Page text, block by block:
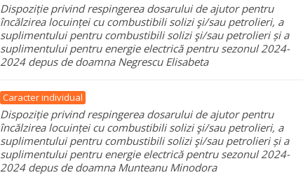
Dispoziție privind respingerea dosarului de ajutor pentru
încălzirea locuinței cu combustibili solizi şi/sau petrolieri, a
suplimentului pentru combustibili solizi şi/sau petrolieri și a
suplimentului pentru energie electrică pentru sezonul 2024-
2024 depus de doamna Negrescu Elisabeta
Caracter individual
Dispoziție privind respingerea dosarului de ajutor pentru
încălzirea locuinței cu combustibili solizi şi/sau petrolieri, a
suplimentului pentru combustibili solizi şi/sau petrolieri și a
suplimentului pentru energie electrică pentru sezonul 2024-
2024 depus de doamna Munteanu Minodora